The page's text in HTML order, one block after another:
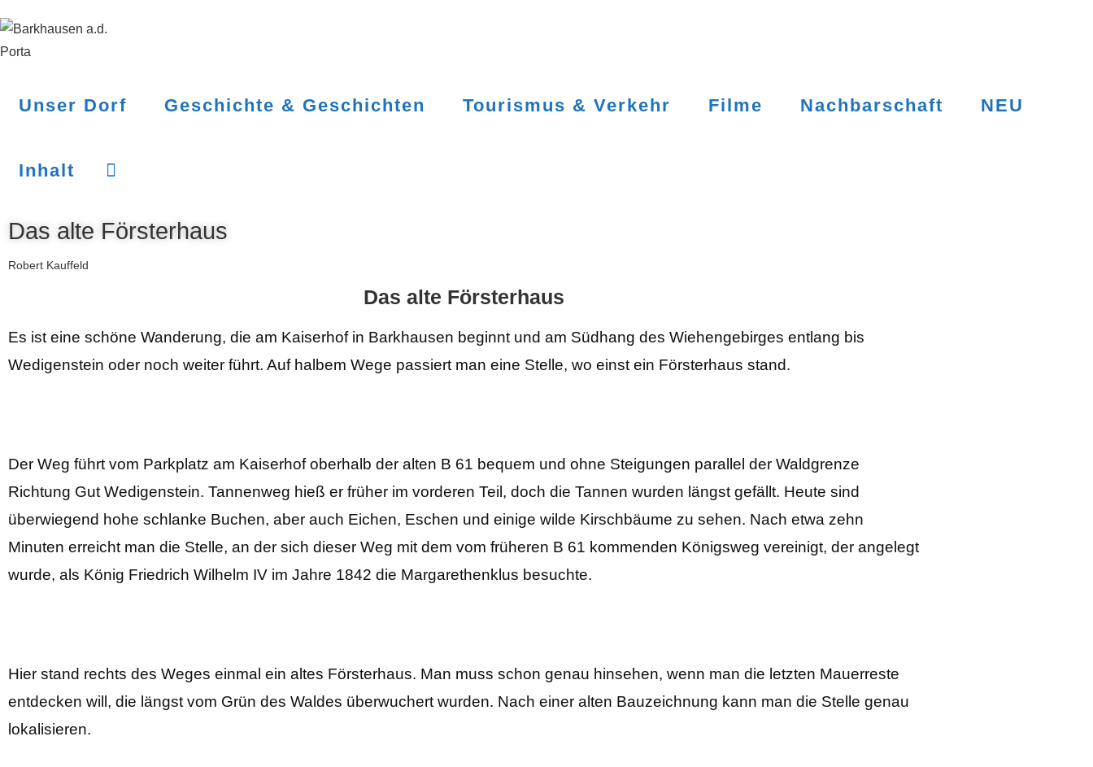
Unser Dorf Geschichte & Geschichten Tourismus & Verkehr Filme Nachbarschaft NEU
Inhalt
Das alte Försterhaus
Robert Kauffeld
Das alte Försterhaus
Es ist eine schöne Wanderung, die am Kaiserhof in Barkhausen beginnt und am Südhang des Wiehengebirges entlang bis
Wedigenstein oder noch weiter führt. Auf halbem Wege passiert man eine Stelle, wo einst ein Försterhaus stand.
Der Weg führt vom Parkplatz am Kaiserhof oberhalb der alten B 61 bequem und ohne Steigungen parallel der Waldgrenze
Richtung Gut Wedigenstein. Tannenweg hieß er früher im vorderen Teil, doch die Tannen wurden längst gefällt. Heute sind
überwiegend hohe schlanke Buchen, aber auch Eichen, Eschen und einige wilde Kirschbäume zu sehen. Nach etwa zehn
Minuten erreicht man die Stelle, an der sich dieser Weg mit dem vom früheren B 61 kommenden Königsweg vereinigt, der angelegt
wurde, als König Friedrich Wilhelm IV im Jahre 1842 die Margarethenklus besuchte.
Hier stand rechts des Weges einmal ein altes Försterhaus. Man muss schon genau hinsehen, wenn man die letzten Mauerreste
entdecken will, die längst vom Grün des Waldes überwuchert wurden. Nach einer alten Bauzeichnung kann man die Stelle genau
lokalisieren.